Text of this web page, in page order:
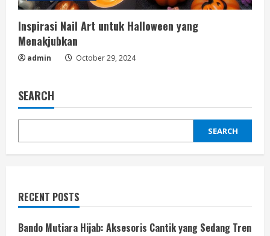
Inspirasi Nail Art untuk Halloween yang
Menakjubkan
admin October 29, 2024
SEARCH
SEARCH
RECENT POSTS
Bando Mutiara Hijab: Aksesoris Cantik yang Sedang Tren